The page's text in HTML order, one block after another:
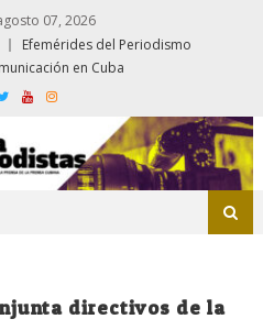
07, 2026
Efemérides del Periodismo
en Cuba
directivos de la